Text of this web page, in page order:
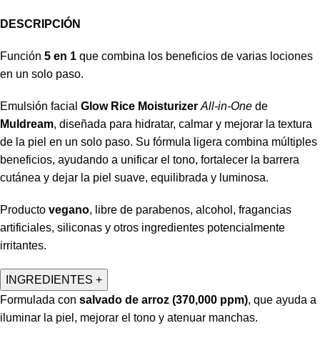
DESCRIPCIÓN
Función 5 en 1 que combina los beneficios de varias lociones
en un solo paso.
Emulsión facial Glow Rice Moisturizer All-in-One de
Muldream, diseñada para hidratar, calmar y mejorar la textura
de la piel en un solo paso. Su fórmula ligera combina múltiples
beneficios, ayudando a unificar el tono, fortalecer la barrera
cutánea y dejar la piel suave, equilibrada y luminosa.
Producto vegano, libre de parabenos, alcohol, fragancias
artificiales, siliconas y otros ingredientes potencialmente
irritantes.
INGREDIENTES +
Formulada con salvado de arroz (370,000 ppm), que ayuda a
iluminar la piel, mejorar el tono y atenuar manchas.